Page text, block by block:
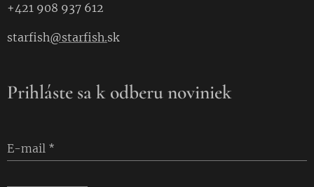
+421 908 937 612
starfish@starfish.sk
Prihláste sa k odberu noviniek
E-mail